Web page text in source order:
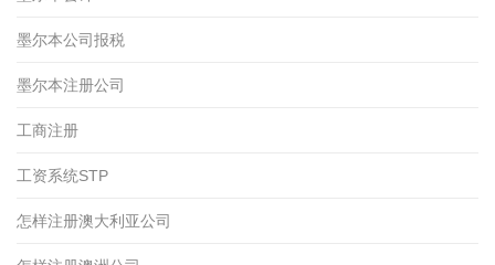
墨尔本公司报税
墨尔本注册公司
工商注册
工资系统STP
怎样注册澳大利亚公司